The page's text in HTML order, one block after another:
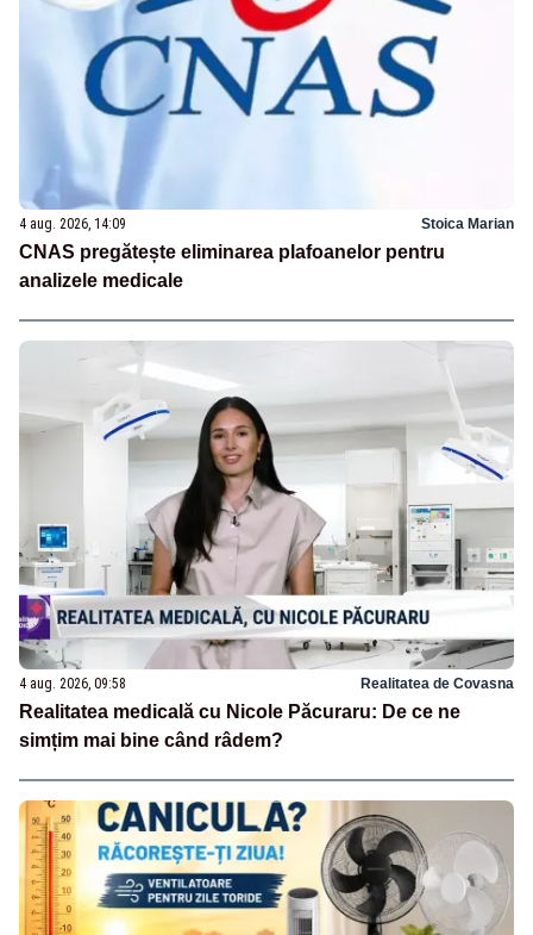
4 aug. 2026, 14:09 Stoica Marian
CNAS pregătește eliminarea plafoanelor pentru
analizele medicale
4 aug. 2026, 09:58 Realitatea de Covasna
Realitatea medicală cu Nicole Păcuraru: De ce ne
simțim mai bine când râdem?